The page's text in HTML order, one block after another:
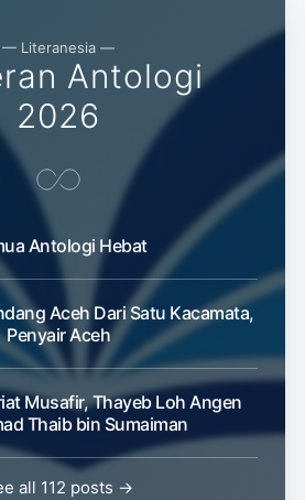
— Literanesia —
Antologi
2026
Antologi Hebat
Aceh Dari Satu Kacamata,
Penyair Aceh
Musafir, Thayeb Loh Angen
Thaib bin Sumaiman
all 112 posts →